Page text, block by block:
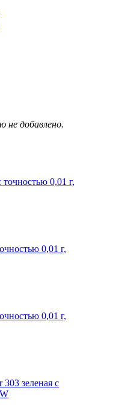
не добавлено.
0,01 г,
0,01 г,
0,01 г,
303 зеленая с